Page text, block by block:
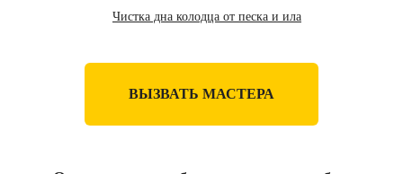
Чистка дна колодца от песка и ила
ВЫЗВАТЬ МАСТЕРА